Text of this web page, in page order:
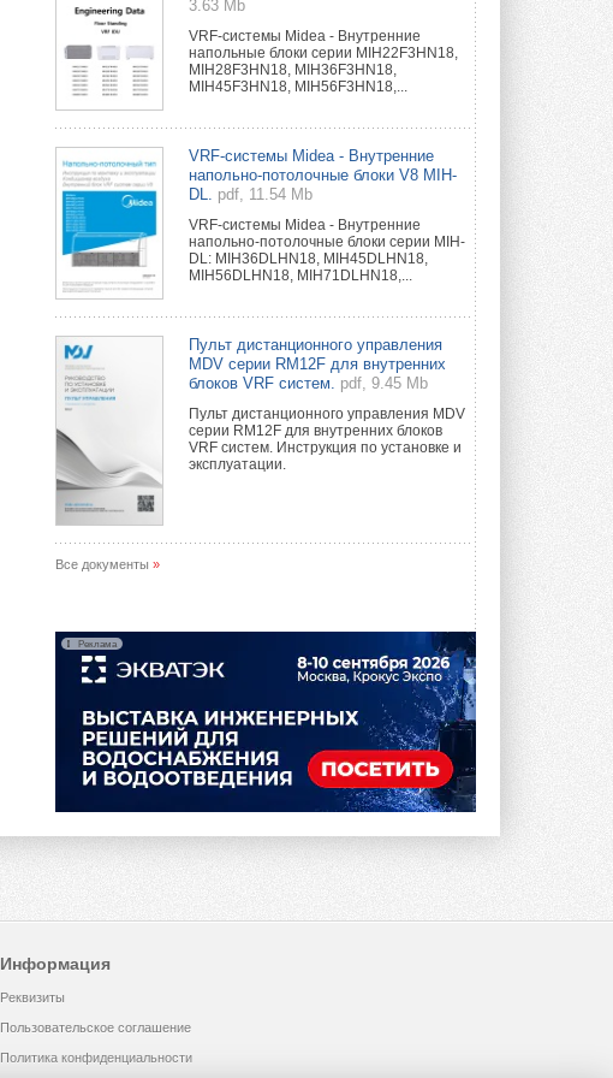
3.63 Mb
VRF-системы Midea - Внутренние
напольные блоки серии MIH22F3HN18,
MIH28F3HN18, MIH36F3HN18,
MIH45F3HN18, MIH56F3HN18,...
VRF-системы Midea - Внутренние
напольно-потолочные блоки V8 MIH-
DL.
pdf, 11.54 Mb
VRF-системы Midea - Внутренние
напольно-потолочные блоки серии MIH-
DL: MIH36DLHN18, MIH45DLHN18,
MIH56DLHN18, MIH71DLHN18,...
Пульт дистанционного управления
MDV серии RM12F для внутренних
блоков VRF систем.
pdf, 9.45 Mb
Пульт дистанционного управления MDV
серии RM12F для внутренних блоков
VRF систем. Инструкция по установке и
эксплуатации.
Все документы »
Реклама
Информация
Реквизиты
Пользовательское соглашение
Политика конфиденциальности